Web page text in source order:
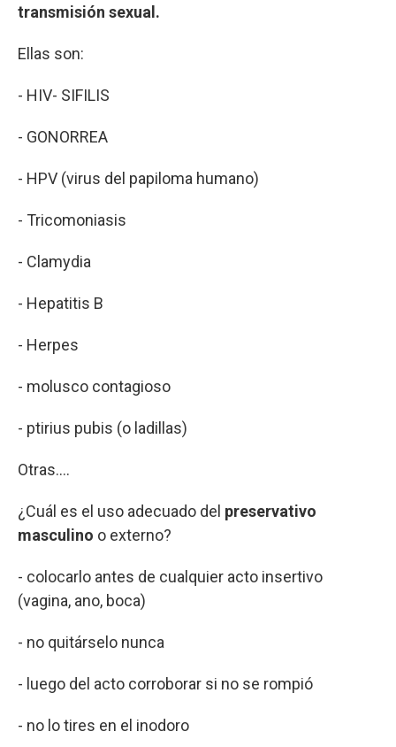
transmisión sexual.
Ellas son:
- HIV- SIFILIS
- GONORREA
- HPV (virus del papiloma humano)
- Tricomoniasis
- Clamydia
- Hepatitis B
- Herpes
- molusco contagioso
- ptirius pubis (o ladillas)
Otras….
¿Cuál es el uso adecuado del preservativo
masculino o externo?
- colocarlo antes de cualquier acto insertivo
(vagina, ano, boca)
- no quitárselo nunca
- luego del acto corroborar si no se rompió
- no lo tires en el inodoro